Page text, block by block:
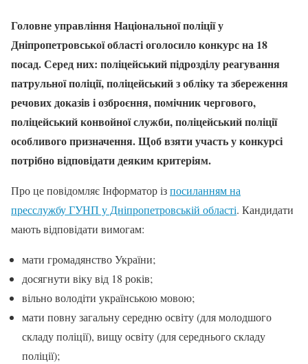
Головне управління Національної поліції у
Дніпропетровської області оголосило конкурс на 18
посад. Серед них: поліцейський підрозділу реагування
патрульної поліції, поліцейський з обліку та збереження
речових доказів і озброєння, помічник чергового,
поліцейський конвойної служби, поліцейський поліції
особливого призначення. Щоб взяти участь у конкурсі
потрібно відповідати деяким критеріям.
Про це повідомляє Інформатор ізпосиланням на
пресслужбу ГУНП у Дніпропетровській області. Кандидати
мають відповідати вимогам:
мати громадянство України;
досягнути віку від 18 років;
вільно володіти українською мовою;
мати повну загальну середню освіту (для молодшого
складу поліції), вищу освіту (для середнього складу
поліції);